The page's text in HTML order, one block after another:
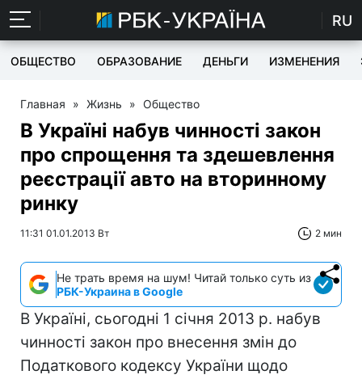
RU
ОБЩЕСТВО ОБРАЗОВАНИЕ ДЕНЬГИ ИЗМЕНЕНИЯ
Главная » Жизнь » Общество
В Україні набув чинності закон
про спрощення та здешевлення
реєстрації авто на вторинному
ринку
11:31 01.01.2013 Вт 2 мин
Не трать время на шум! Читай только суть из
РБК-Украина в Google
В Україні, сьогодні 1 січня 2013 р. набув
чинності закон про внесення змін до
Податкового кодексу України щодо